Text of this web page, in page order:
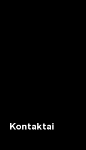
Kontaktai